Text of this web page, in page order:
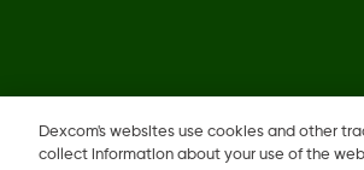
© 2026 Dexcom, Inc. جميع الحقوق محفوظة.
Dexcom's websites use cookies and other
collect information about your use of the